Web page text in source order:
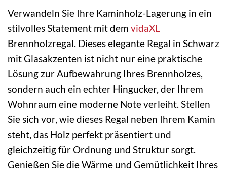
Verwandeln Sie Ihre Kaminholz-Lagerung in ein
stilvolles Statement mit dem vidaXL
Brennholzregal. Dieses elegante Regal in Schwarz
mit Glasakzenten ist nicht nur eine praktische
Lösung zur Aufbewahrung Ihres Brennholzes,
sondern auch ein echter Hingucker, der Ihrem
Wohnraum eine moderne Note verleiht. Stellen
Sie sich vor, wie dieses Regal neben Ihrem Kamin
steht, das Holz perfekt präsentiert und
gleichzeitig für Ordnung und Struktur sorgt.
Genießen Sie die Wärme und Gemütlichkeit Ihres